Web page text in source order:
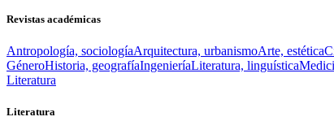
Revistas académicas
Antropología, sociologíaArquitectura, urbanismoArte, estética
GéneroHistoria, geografíaIngenieríaLiteratura, linguística
Literatura
Literatura